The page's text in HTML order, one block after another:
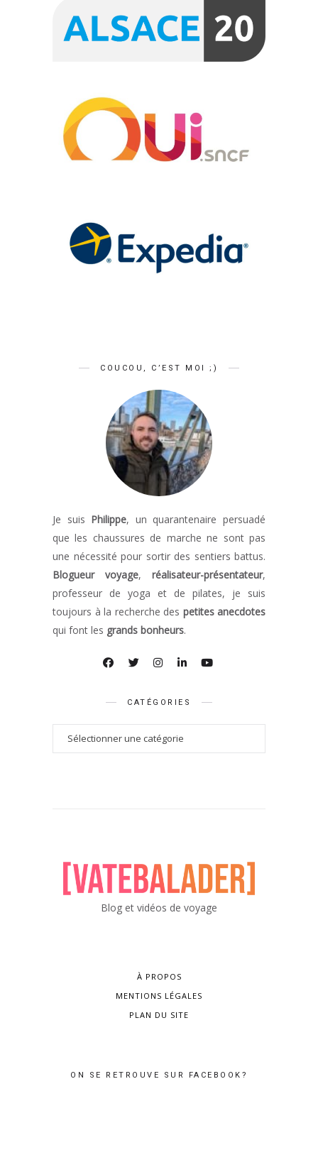
COUCOU, C’EST MOI ;)
Je suis Philippe, un quarantenaire persuadé
que les chaussures de marche ne sont pas
une nécessité pour sortir des sentiers battus.
Blogueur voyage, réalisateur-présentateur,
professeur de yoga et de pilates, je suis
toujours à la recherche des petites anecdotes
qui font les grands bonheurs.
CATÉGORIES
Blog et vidéos de voyage
À PROPOS
MENTIONS LÉGALES
PLAN DU SITE
ON SE RETROUVE SUR FACEBOOK?